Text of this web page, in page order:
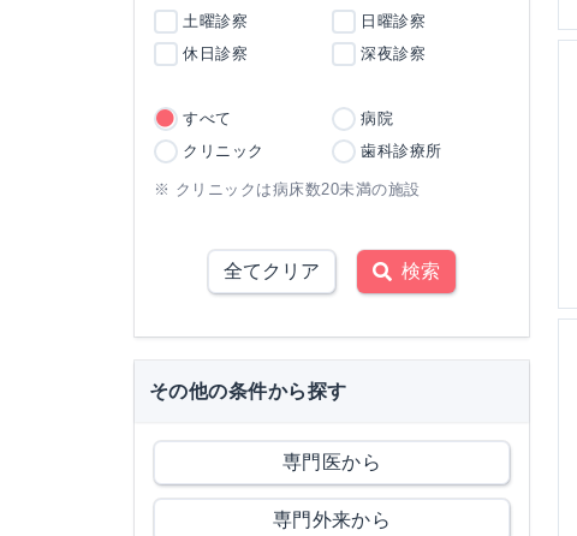
土曜診察
日曜診察
休日診察
深夜診察
すべて
病院
クリニック
歯科診療所
※ クリニックは病床数20未満の施設
全てクリア 検索
その他の条件から探す
専門医から
専門外来から